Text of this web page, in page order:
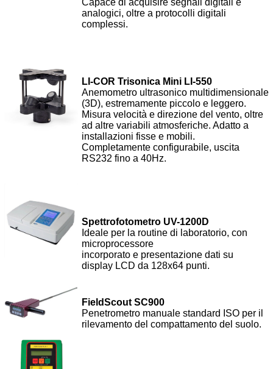
Capace di acquisire segnali digitali e
analogici, oltre a protocolli digitali
complessi.
LI-COR Trisonica Mini LI-550
Anemometro ultrasonico multidimensionale
(3D), estremamente piccolo e leggero.
Misura velocità e direzione del vento, oltre
ad altre variabili atmosferiche. Adatto a
installazioni fisse e mobili.
Completamente configurabile, uscita
RS232 fino a 40Hz.
Spettrofotometro UV-1200D
Ideale per la routine di laboratorio, con
microprocessore
incorporato e presentazione dati su
display LCD da 128x64 punti.
FieldScout SC900
Penetrometro manuale standard ISO per il
rilevamento del compattamento del suolo.